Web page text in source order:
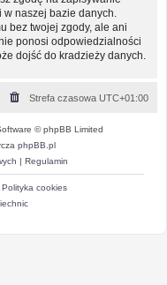
naszej bazie danych.
bez twojej zgody, ale ani
ponosi odpowiedzialności
dojść do kradzieży danych.
Strefa czasowa UTC+01:00
© phpBB Limited
phpBB.pl
| Regulamin
Polityka cookies